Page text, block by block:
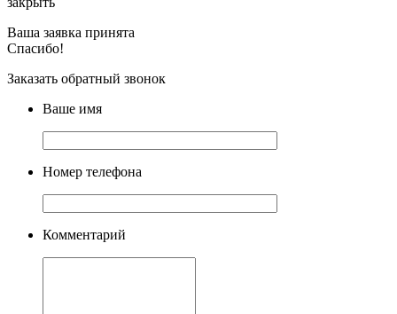
Ваша заявка принята
Спасибо!
Заказать обратный звонок
Ваше имя
Номер телефона
Комментарий